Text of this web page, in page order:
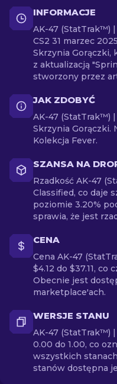
INFORMACJE
AK-47 (StatTrak™)
CS2 31 marzec
Skrzynia Gorączki,
z aktualizacją
stworzony przez
JAK ZDOBYĆ
AK-47 (StatTrak™)
Skrzynia Gorączki.
Kolekcja Fever.
SZANSA NA
Rzadkość AK-47
Classified, co daje
poziomie 3.20%
sprawia, że jest
CENA
Cena AK-47
$4.12 do $37.11,
Obecnie jest
marketplace'ach.
WERSJE STANU
AK-47 (StatTrak™)
0.00 do 1.00, co
wszystkich
stanów dostępna